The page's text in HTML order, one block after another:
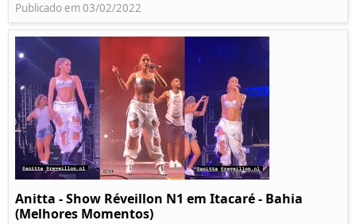
Publicado em 03/02/2022
Anitta - Show Réveillon N1 em Itacaré - Bahia
(Melhores Momentos)